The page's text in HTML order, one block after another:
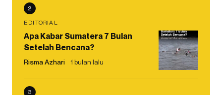
2
EDITORIAL
Apa Kabar Sumatera 7 Bulan
Setelah Bencana?
Risma Azhari 1 bulan lalu
3